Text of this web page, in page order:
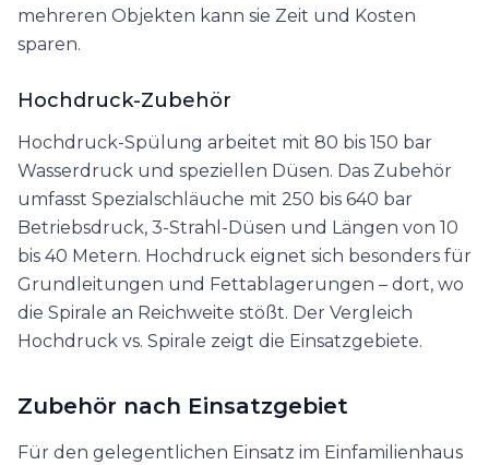
mehreren Objekten kann sie Zeit und Kosten
sparen.
Hochdruck-Zubehör
Hochdruck-Spülung arbeitet mit 80 bis 150 bar
Wasserdruck und speziellen Düsen. Das Zubehör
umfasst Spezialschläuche mit 250 bis 640 bar
Betriebsdruck, 3-Strahl-Düsen und Längen von 10
bis 40 Metern. Hochdruck eignet sich besonders für
Grundleitungen und Fettablagerungen – dort, wo
die Spirale an Reichweite stößt. Der Vergleich
Hochdruck vs. Spirale zeigt die Einsatzgebiete.
Zubehör nach Einsatzgebiet
Für den gelegentlichen Einsatz im Einfamilienhaus